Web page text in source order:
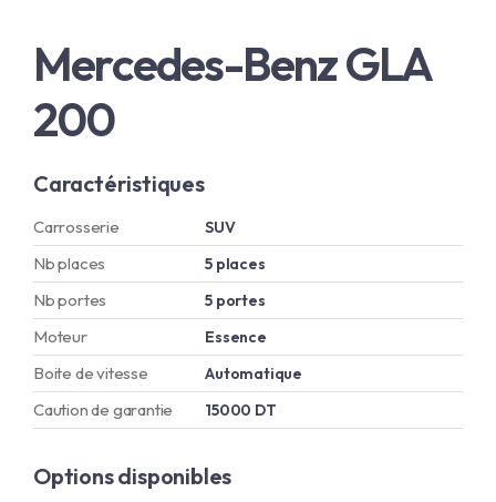
Mercedes-Benz GLA
200
Caractéristiques
Carrosserie SUV
Nb places 5 places
Nb portes 5 portes
Moteur Essence
Boite de vitesse Automatique
Caution de garantie 15000 DT
Options disponibles